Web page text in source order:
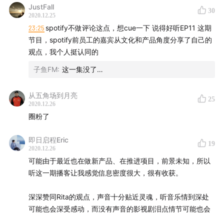
JustFall
2020.12.25
30
23:25 spotify不做评论这点，想cue一下 说得好听EP11 这期
节目，spotify前员工的嘉宾从文化和产品角度分享了自己的
观点，我个人挺认同的
子鱼FM: 这一集没了…
从五角场到月亮
2020.12.26
25
圈粉了
即日启程Eric
2020.12.26
19
可能由于最近也在做新产品、在推进项目，前景未知，所以
听这一期播客让我感觉信息密度很大，很有收获。
深深赞同Rita的观点，声音十分贴近灵魂，听音乐情到深处
可能也会深受感动，而没有声音的影视剧泪点情节可能也会